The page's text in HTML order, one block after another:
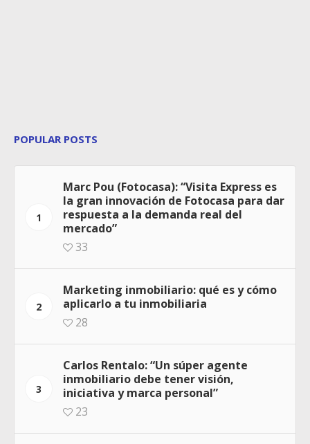
POPULAR POSTS
1
Marc Pou (Fotocasa): “Visita Express es
la gran innovación de Fotocasa para dar
respuesta a la demanda real del
mercado”
33
2
Marketing inmobiliario: qué es y cómo
aplicarlo a tu inmobiliaria
28
3
Carlos Rentalo: “Un súper agente
inmobiliario debe tener visión,
iniciativa y marca personal”
23